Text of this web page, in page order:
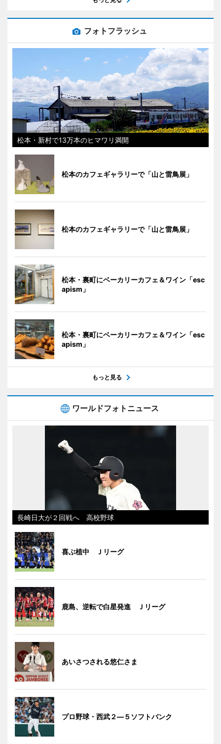
フォトフラッシュ
松本・新村で13万本のヒマワリ満開
松本のカフェギャラリーで「山と雷鳥展」
松本のカフェギャラリーで「山と雷鳥展」
松本・裏町にベーカリーカフェ＆ワイン「esc
apism」
松本・裏町にベーカリーカフェ＆ワイン「esc
apism」
もっと見る
ワールドフォトニュース
長崎日大が２回戦へ 高校野球
喜ぶ植中 Ｊリーグ
鹿島、逆転で白星発進 Ｊリーグ
あいさつされる悠仁さま
プロ野球・西武２―５ソフトバンク